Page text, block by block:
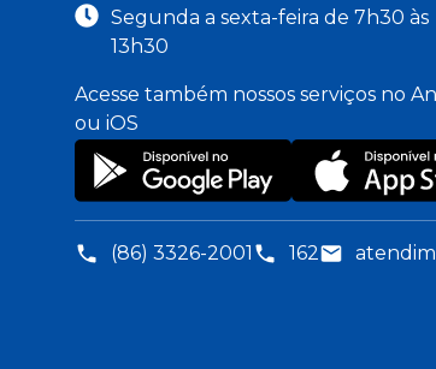
Segunda a sexta-feira de 7h30 às
13h30
Acesse também nossos serviços no
ou iOS
(86) 3326-2001 162